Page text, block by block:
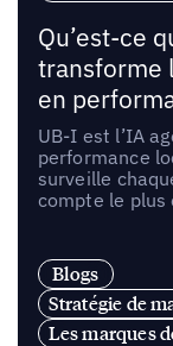
Qu’est-ce
transforme
en
UB-I est l’IA
performance
surveille
compte le
Blogs
Stratégie de
Les marques